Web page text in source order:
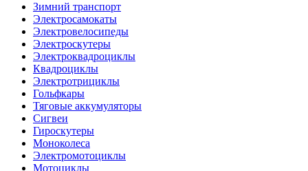
Зимний транспорт
Электросамокаты
Электровелосипеды
Электроскутеры
Электроквадроциклы
Квадроциклы
Электротрициклы
Гольфкары
Тяговые аккумуляторы
Сигвеи
Гироскутеры
Моноколеса
Электромотоциклы
Мотоциклы